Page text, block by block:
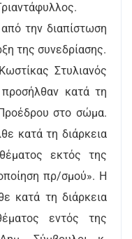
την διαπίστωση
της συνεδρίασης.
Στυλιανός
κατά τη
στο σώμα.
κατά τη διάρκεια
εκτός της
πρ/σμού». Η
κατά τη διάρκεια
εντός της